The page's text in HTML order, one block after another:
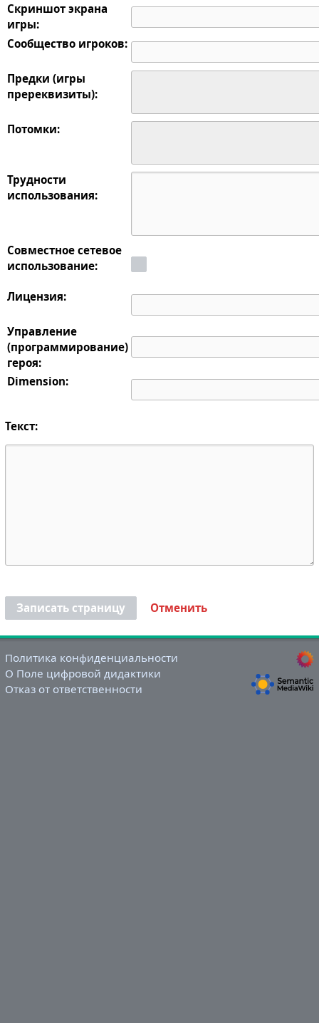
Скриншот экрана
игры:
Сообщество игроков:
Предки (игры
пререквизиты):
Потомки:
Трудности
использования:
Совместное сетевое
использование:
Лицензия:
Управление
(программирование)
героя:
Dimension:
Текст:
Записать страницу Отменить
Политика конфиденциальности
О Поле цифровой дидактики
Отказ от ответственности